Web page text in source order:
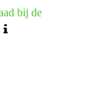
bij de